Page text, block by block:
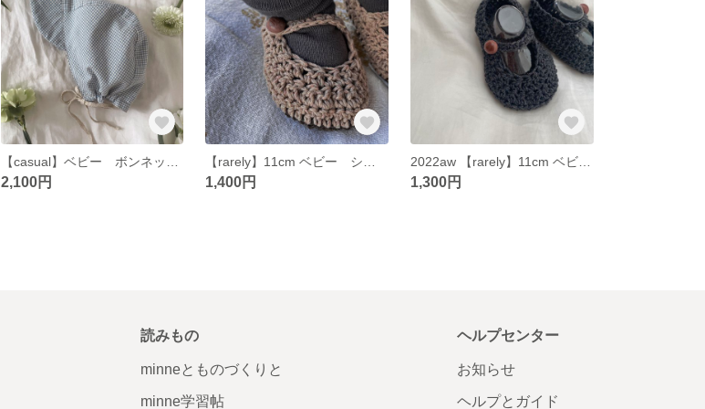
2,100円 1,400円 1,300円
読みもの
minneとものづくりと
minne学習帖
ヘルプセンター
お知らせ
ヘルプとガイド